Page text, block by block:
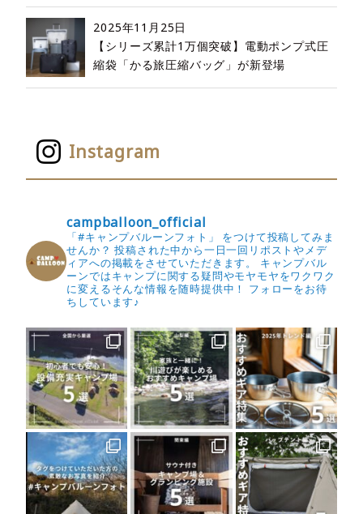
2025年11月25日
【シリーズ累計1万個突破】電動ポンプ式圧
縮袋「かる旅圧縮バッグ」が新登場
Instagram
campballoon_official
「#キャンプバルーンフォト」 をつけて投稿してみま
せんか？ 投稿された中から一日一回リポストやメデ
ィアへの掲載をさせていただきます。
キャンプバル
ーンではキャンプに関する疑問やモヤモヤをワクワク
に変えるそんな情報を随時提供中！
フォローをお待
ちしています♪